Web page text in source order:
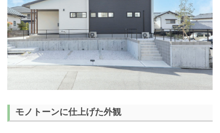
モノトーンに仕上げた外観